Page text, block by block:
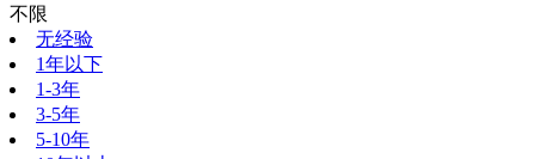
不限
无经验
1年以下
1-3年
3-5年
5-10年